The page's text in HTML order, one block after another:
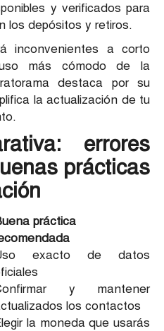
y verificados para
los depósitos y retiros.
inconvenientes a corto
más cómodo de la
destaca por su
la actualización de tu
errores
prácticas
práctica
exacto de datos
y mantener
los contactos
la moneda que usarás